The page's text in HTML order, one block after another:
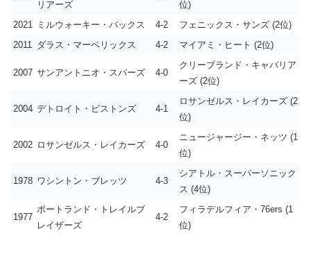
リアーズ
位)
2021
ミルウォーキー・バックス 4-2
フェニックス・サンズ (2位)
2011
ダラス・マーベリックス 4-2 マイアミ・ヒート (2位)
2007 サンアントニオ・スパーズ 4-0
クリーブランド・キャバリア
ーズ (2位)
2004 デトロイト・ピストンズ 4-1
ロサンゼルス・レイカーズ (2
位)
2002 ロサンゼルス・レイカーズ 4-0
ニュージャージー・ネッツ (1
位)
1978 ワシントン・ブレッツ 4-3
シアトル・スーパーソニック
ス (4位)
1977
ポートランド・トレイルブ
レイザーズ
4-2
フィラデルフィア・76ers (1
位)